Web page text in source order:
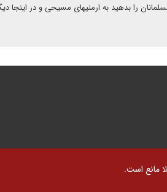
را بدهید به ارمنیهای مسیحی و در اینجا
مانع است.